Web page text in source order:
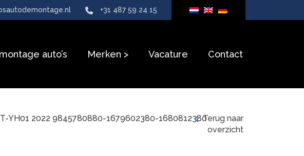
+31 487 59 24 15
auto’s Merken Vacature Contact
YH01 2022 9845780880-1679602380-1680812380Terug naar
overzicht